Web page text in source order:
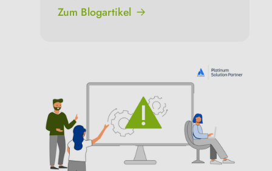
Zum Blogartikel